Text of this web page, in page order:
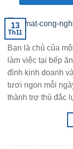
13
Th11
Bạn là chủ của
làm việc tại bếp
đình kinh doanh
tươi ngon mỗi
thành trợ thủ đắc